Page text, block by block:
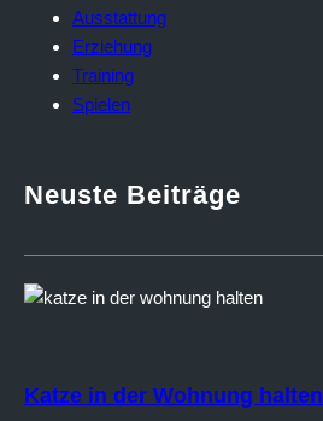
Ausstattung
Erziehung
Training
Spielen
Neuste Beiträge
Katze in der Wohnung halten